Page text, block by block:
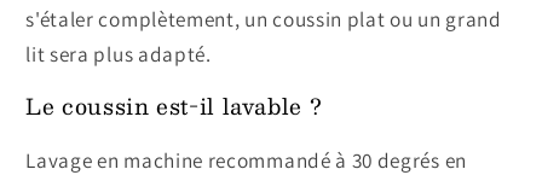
s'étaler complètement, un coussin plat ou un grand
lit sera plus adapté.
Le coussin est-il lavable ?
Lavage en machine recommandé à 30 degrés en